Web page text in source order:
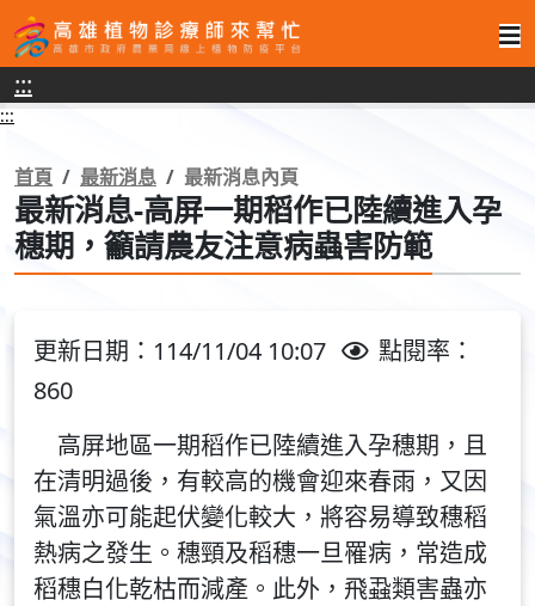
高
雄
植
物
診
療
來
幫
:::
:::
最新消息-高屏一期稻作已陸續進入孕
穗期，籲請農友注意病蟲害防範
首頁 最新消息 最新消息內頁
更新日期：114/11/04 10:07
點閱率：
860
高屏地區一期稻作已陸續進入孕穗期，且
在清明過後，有較高的機會迎來春雨，又因
氣溫亦可能起伏變化較大，將容易導致穗稻
熱病之發生。穗頸及稻穗一旦罹病，常造成
稻穗白化乾枯而減產。此外，飛蝨類害蟲亦